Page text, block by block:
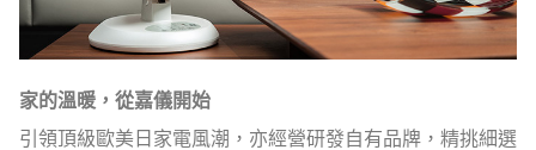
家的溫暖，從嘉儀開始
引領頂級歐美日家電風潮，亦經營研發自有品牌，精挑細選